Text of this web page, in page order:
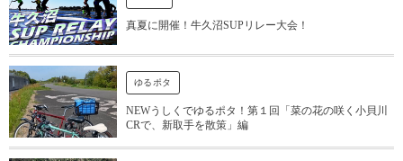
真夏に開催！牛久沼SUPリレー大会！
ゆるポタ
NEWうしくでゆるポタ！第１回「菜の花の咲く小貝川
CRで、新取手を散策」編